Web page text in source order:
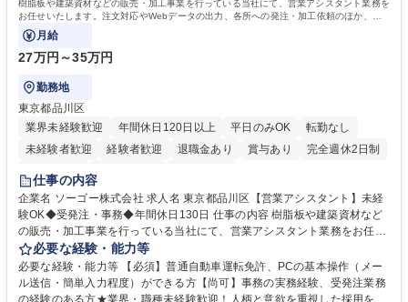
樹脂板や建築資材などの販売・加工事業を行っている当社にて、営業アシスタント業務を
お任せいたします。注文対応やWebデータの出力、各所への発注・加工依頼のほか、電
話・メール対応等の事務業務を担当します。
月給
27万円～35万円
勤務地
東京都品川区
業界未経験歓迎
年間休日120日以上 平日のみOK
転勤なし
未経験者歓迎
経験者歓迎 退職金あり 賞与あり
完全週休2日制
交通費支給
仕事の内容
企業名 ソーゴー株式会社 求人名 東京都品川区【営業アシスタント】未経
験OK◆受発注・事務◆年間休日130日 仕事の内容 樹脂板や建築資材など
の販売・加工事業を行っている当社にて、営業アシスタント業務をお任せ
いたします。注文対応やWebデータの出力、各所への発注・加工依頼のほ
か、電話・メール対応等の事務業務を担当します。 ■受注・発注業務：FA
Xによる注文対応、Web発注データのプリントアウト、各仕入先・協力会
社への発注および加工依頼等 ■納品書・請求書の作成および発送手配 ■商
必要な経験・能力等
必要な経験・能力等 【必須】普通自動車運転免許、PCの基本操作（メー
ル送信・簡単入力程度）ができる方【尚可】事務の実務経験、受発注業務
の経験のある方★業界・職種未経験歓迎！人柄と意欲を重視した採用を行